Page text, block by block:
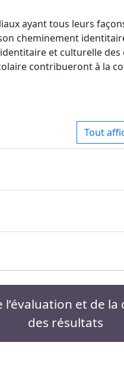
ayant tous leurs
cheminement
et culturelle des
contribueront à la
Tout
et de
des résultats